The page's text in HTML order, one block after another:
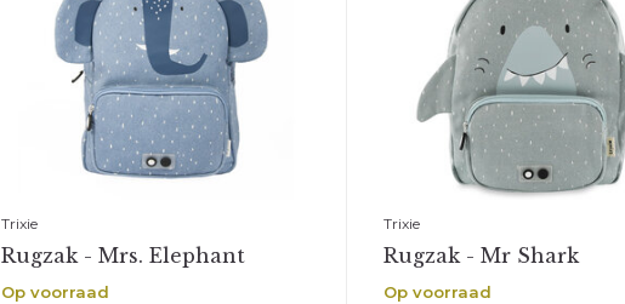
Trixie
Rugzak - Mrs. Elephant
Op voorraad
Trixie
Rugzak - Mr Shark
Op voorraad